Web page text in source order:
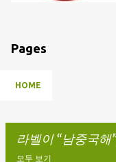
Pages
HOME
라벨이 남중국해
모두 보기